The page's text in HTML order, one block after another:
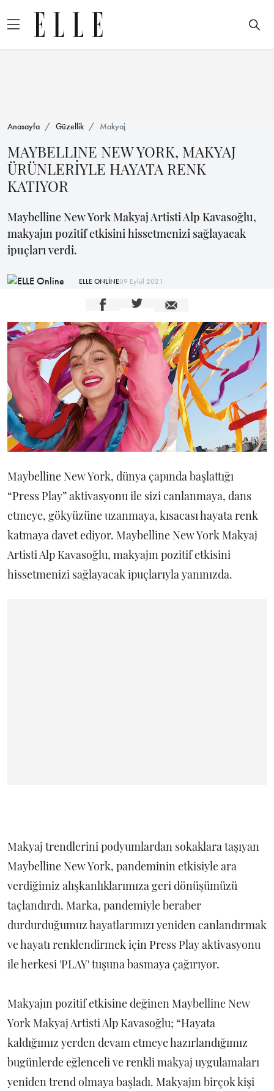
Anasayfa Güzellik Makyaj
MAYBELLINE NEW YORK, MAKYAJ
ÜRÜNLERİYLE HAYATA RENK
KATIYOR
Maybelline New York Makyaj Artisti Alp Kavasoğlu,
makyajın pozitif etkisini hissetmenizi sağlayacak
ipuçları verdi.
ELLE ONLİNE09 Eylül 2021
Maybelline New York, dünya çapında başlattığı
“Press Play” aktivasyonu ile sizi canlanmaya, dans
etmeye, gökyüzüne uzanmaya, kısacası hayata renk
katmaya davet ediyor. Maybelline New York Makyaj
Artisti Alp Kavasoğlu, makyajın pozitif etkisini
hissetmenizi sağlayacak ipuçlarıyla yanınızda.
Makyaj trendlerini podyumlardan sokaklara taşıyan
Maybelline New York, pandeminin etkisiyle ara
verdiğimiz alışkanlıklarımıza geri dönüşümüzü
taçlandırdı. Marka, pandemiyle beraber
durdurduğumuz hayatlarımızı yeniden canlandırmak
ve hayatı renklendirmek için Press Play aktivasyonu
ile herkesi 'PLAY' tuşuna basmaya çağırıyor.
Makyajın pozitif etkisine değinen Maybelline New
York Makyaj Artisti Alp Kavasoğlu; “Hayata
kaldığımız yerden devam etmeye hazırlandığımız
bugünlerde eğlenceli ve renkli makyaj uygulamaları
yeniden trend olmaya başladı. Makyajın birçok kişi